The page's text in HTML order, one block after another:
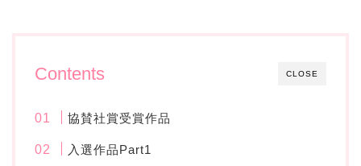
CLOSE
Contents
協賛社賞受賞作品
入選作品Part1